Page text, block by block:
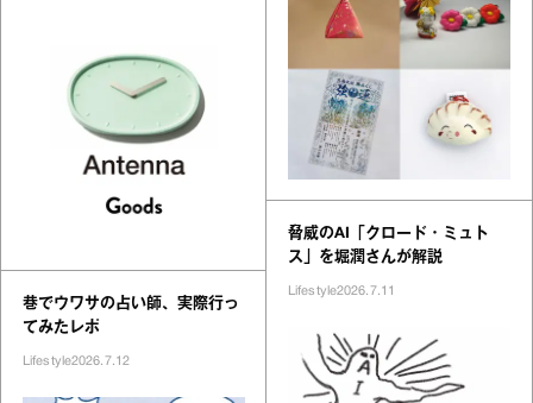
巷でウワサの占い師、実際行っ
てみたレポ
Lifestyle2026.7.12
脅威のAI「クロード・ミュト
ス」を堀潤さんが解説
Lifestyle2026.7.11